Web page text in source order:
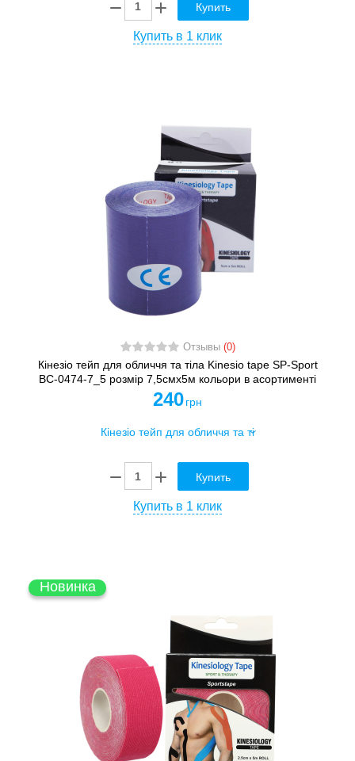
Купить
Купить в 1 клик
Отзывы (0)
Кінезіо тейп для обличчя та тіла Kinesio tape SP-Sport
BC-0474-7_5 розмір 7,5смх5м кольори в асортименті
240 грн
Купить
Купить в 1 клик
Новинка